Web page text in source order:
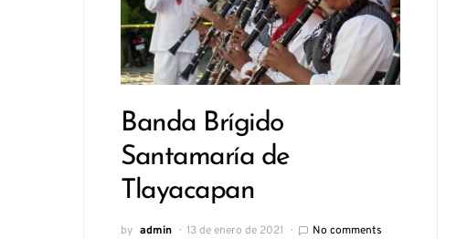
Banda Brígido
Santamaría de
Tlayacapan
by admin 13 de enero de 2021 No comments